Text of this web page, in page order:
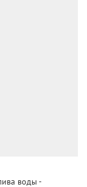
воды -